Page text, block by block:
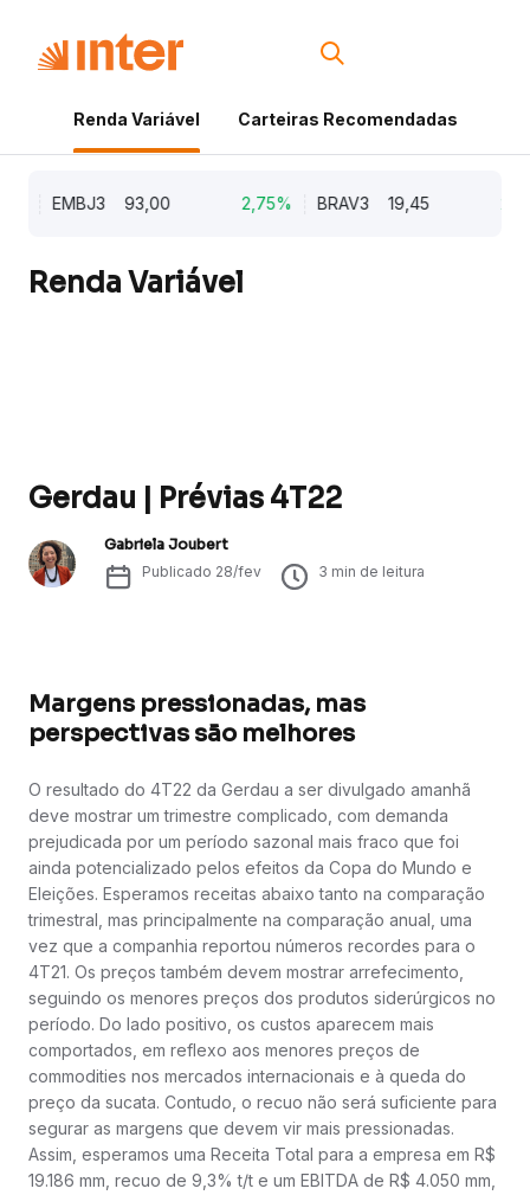
Renda Variável Carteiras Recomendadas
EMBJ3 93,00 2,75% BRAV3 19,45
Renda Variável
Gerdau | Prévias 4T22
Gabriela Joubert
Publicado 28/fev 3 min de leitura
Margens pressionadas, mas
perspectivas são melhores
O resultado do 4T22 da Gerdau a ser divulgado amanhã
deve mostrar um trimestre complicado, com demanda
prejudicada por um período sazonal mais fraco que foi
ainda potencializado pelos efeitos da Copa do Mundo e
Eleições. Esperamos receitas abaixo tanto na comparação
trimestral, mas principalmente na comparação anual, uma
vez que a companhia reportou números recordes para o
4T21. Os preços também devem mostrar arrefecimento,
seguindo os menores preços dos produtos siderúrgicos no
período. Do lado positivo, os custos aparecem mais
comportados, em reflexo aos menores preços de
commodities nos mercados internacionais e à queda do
preço da sucata. Contudo, o recuo não será suficiente para
segurar as margens que devem vir mais pressionadas.
Assim, esperamos uma Receita Total para a empresa em R$
19.186 mm, recuo de 9,3% t/t e um EBITDA de R$ 4.050 mm,